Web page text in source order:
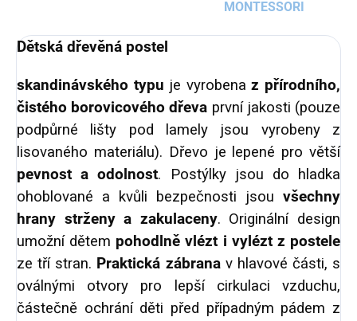
MONTESSORI
Dětská dřevěná postel
skandinávského typu je vyrobenaz přírodního,
čistého borovicového dřeva první jakosti (pouze
podpůrné lišty pod lamely jsou vyrobeny z
lisovaného materiálu). Dřevo je lepené pro větší
pevnost a odolnost. Postýlky jsou do hladka
ohoblované a kvůli bezpečnosti jsou všechny
hrany strženy a zakulaceny. Originální design
umožní dětem pohodlně vlézt i vylézt z postele
ze tří stran. Praktická zábranav hlavové části, s
oválnými otvory pro lepší cirkulaci vzduchu,
částečně ochrání děti před případným pádem z